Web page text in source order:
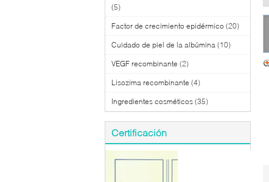
(5)
Factor de crecimiento epidérmico (20)
Cuidado de piel de la albúmina (10)
VEGF recombinante (2)
Lisozima recombinante (4)
Ingredientes cosméticos (35)
Certificación